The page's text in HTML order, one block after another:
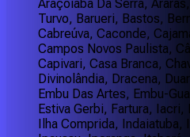
Araçoiaba Da Serra,
Turvo, Barueri, Bastos,
Cabreúva, Caconde,
Campos Novos Paulista,
Capivari, Casa Branca,
Divinolândia, Dracena,
Embu Das Artes, Embu-
Estiva Gerbi, Fartura,
Ilha Comprida, Indaiatuba,